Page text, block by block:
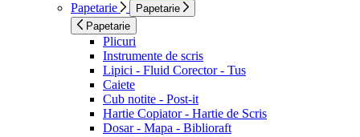
Papetarie
Papetarie
Papetarie
Plicuri
Instrumente de scris
Lipici - Fluid Corector - Tus
Caiete
Cub notite - Post-it
Hartie Copiator - Hartie de Scris
Dosar - Mapa - Biblioraft